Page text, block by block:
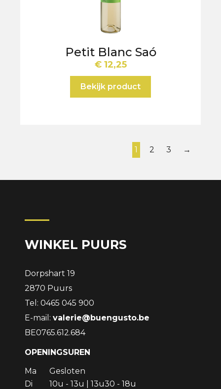
Petit Blanc Saó
€12,25
Bekijk product
1 2 3 →
WINKEL PUURS
Dorpshart 19
2870 Puurs
Tel: 0465 045 900
E-mail: valerie@buengusto.be
BE0765.612.684
OPENINGSUREN
Ma
Gesloten
Di
10u - 13u | 13u30 - 18u